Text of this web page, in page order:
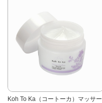
Koh To Ka（コートーカ）マッサー